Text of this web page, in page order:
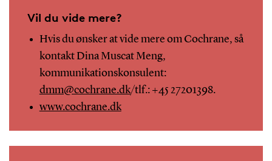
Vil du vide mere?
Hvis du ønsker at vide mere om Cochrane, så
kontakt Dina Muscat Meng,
kommunikationskonsulent:
dmm@cochrane.dk/tlf.: +45 27201398.
www.cochrane.dk